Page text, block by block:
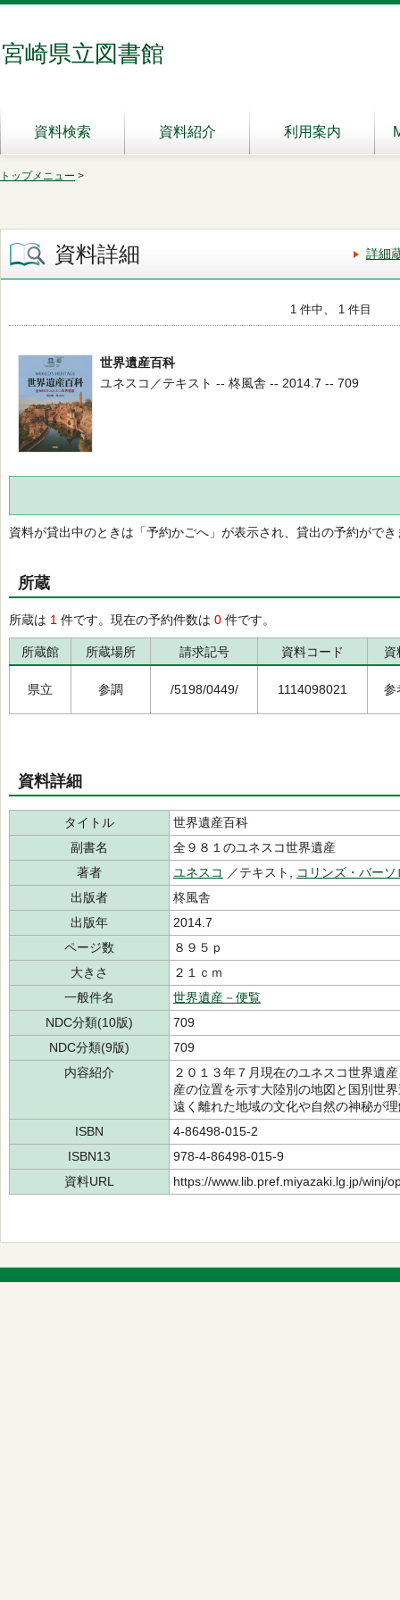
宮崎県立図書館
資料検索 資料紹介 利用案内
トップメニュー >
資料詳細 詳細
1 件中、 1 件目
世界遺産百科
ユネスコ／テキスト -- 柊風舎 -- 2014.7 -- 709
資料が貸出中のときは「予約かごへ」が表示され、貸出の予約ができ
所蔵
所蔵は 1 件です。現在の予約件数は 0 件です。
所蔵館 所蔵場所 請求記号 資料コード 資
県立 参調 /5198/0449/ 1114098021 参
資料詳細
タイトル
世界遺産百科
副書名
全９８１のユネスコ世界遺産
著者
ユネスコ ／テキスト,
コリンズ・バー
出版者
柊風舎
出版年
2014.7
ページ数
８９５ｐ
大きさ
２１ｃｍ
一般件名
世界遺産－便覧
NDC分類(10版)
709
NDC分類(9版)
709
内容紹介
２０１３年７月現在のユネスコ世界遺
産の位置を示す大陸別の地図と国別世
遠く離れた地域の文化や自然の神秘が
ISBN
4-86498-015-2
ISBN13
978-4-86498-015-9
資料URL
https://www.lib.pref.miyazaki.lg.jp/winj/